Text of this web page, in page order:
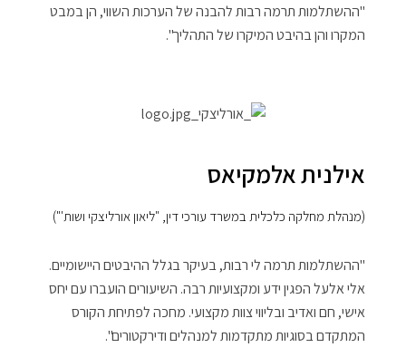
"ההשתלמות תרמה רבות להבנה של הערכות השווי, הן במבט
המקרו והן בהיבט המיקרו של התהליך".
אילנית אלמקיאס
(מנהלת מחלקה כלכלית במשרד עורכי דין, "ליאון אורליצקי ושות'")
"ההשתלמות תרמה לי רבות, בעיקר בגלל ההיבטים היישומיים.
אלי אלעל הפגין ידע ומקצועיות רבה. השיעורים הועברו עם יחס
אישי, חם ואדיב ובליווי צוות מקצועי. מחכה לפתיחת הקורס
המתקדם בסוגיות מתקדמות למנהלים ודירקטורים".